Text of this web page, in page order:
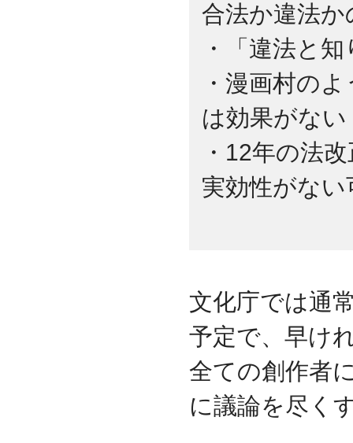
合法か違法
・「違法と
・漫画村の
は効果がない
・12年の法
実効性がな
文化庁では通
予定で、早け
全ての創作者
に議論を尽く